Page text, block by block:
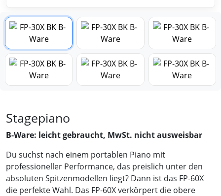
Stagepiano
B-Ware: leicht gebraucht, MwSt. nicht ausweisbar
Du suchst nach einem portablen Piano mit
professioneller Performance, das preislich unter den
absoluten Spitzenmodellen liegt? Dann ist das FP-60X
die perfekte Wahl. Das FP-60X verkörpert die obere